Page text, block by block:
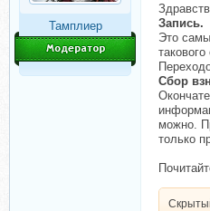
Тамплиер
Запись.
Это
Сбор
можно.
только